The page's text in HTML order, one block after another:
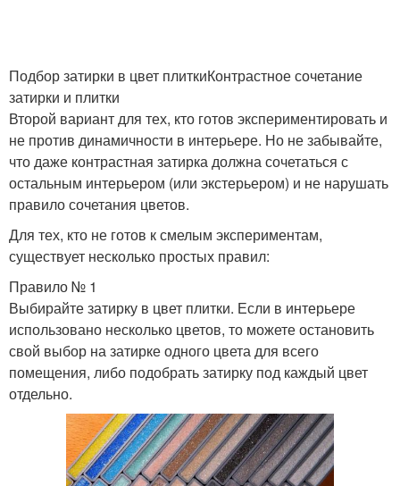
Подбор затирки в цвет плиткиКонтрастное сочетание
затирки и плитки
Второй вариант для тех, кто готов экспериментировать и
не против динамичности в интерьере. Но не забывайте,
что даже контрастная затирка должна сочетаться с
остальным интерьером (или экстерьером) и не нарушать
правило сочетания цветов.
Для тех, кто не готов к смелым экспериментам,
существует несколько простых правил:
Правило № 1
Выбирайте затирку в цвет плитки. Если в интерьере
использовано несколько цветов, то можете остановить
свой выбор на затирке одного цвета для всего
помещения, либо подобрать затирку под каждый цвет
отдельно.